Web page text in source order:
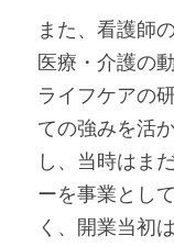
また、看護師
医療・介護の
ライフケアの
ての強みを活
し、当時はま
ーを事業とし
く、開業当初